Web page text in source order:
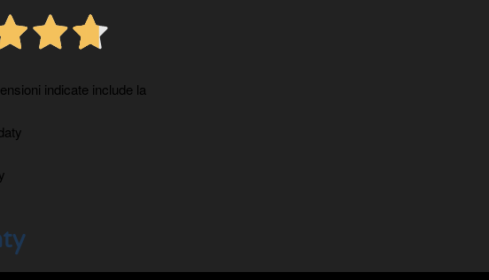
indicate include la